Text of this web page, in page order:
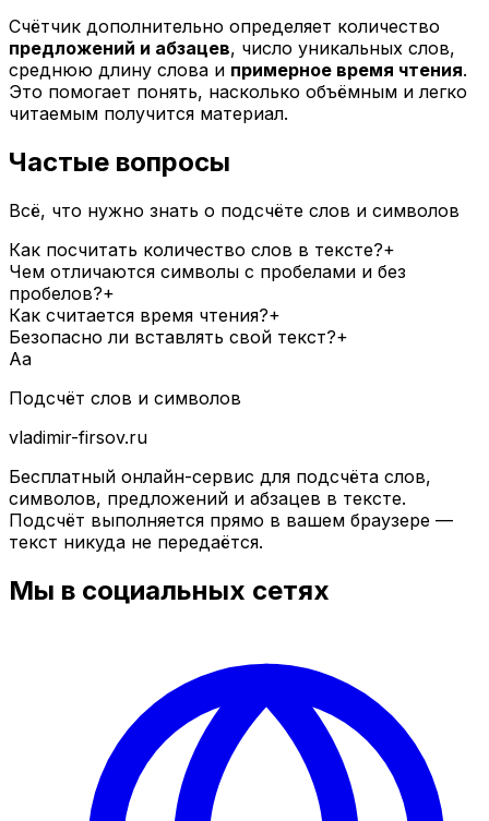
Счётчик дополнительно определяет количество
предложений и абзацев, число уникальных слов,
среднюю длину слова и примерное время чтения.
Это помогает понять, насколько объёмным и легко
читаемым получится материал.
Частые вопросы
Всё, что нужно знать о подсчёте слов и символов
Как посчитать количество слов в тексте?+
Чем отличаются символы с пробелами и без
пробелов?+
Как считается время чтения?+
Безопасно ли вставлять свой текст?+
Aа
Подсчёт слов и символов
vladimir-firsov.ru
Бесплатный онлайн-сервис для подсчёта слов,
символов, предложений и абзацев в тексте.
Подсчёт выполняется прямо в вашем браузере —
текст никуда не передаётся.
Мы в социальных сетях